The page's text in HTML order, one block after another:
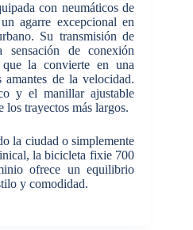
con neumáticos de
agarre excepcional en
Su transmisión de
de conexión
la convierte en una
de la velocidad.
y el manillar ajustable
los trayectos más largos.
la ciudad o simplemente
la bicicleta fixie 700
ofrece un equilibrio
y comodidad.